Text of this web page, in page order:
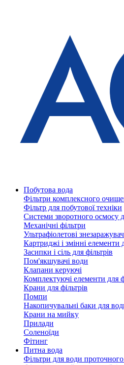
Побутова вода
Фільтри комплексного
Фільтр для побутової техніки
Системи зворотного осмосу
Механічні фільтри
Ультрафіолетові
Картриджі і змінні елементи
Засипки і сіль для фільтрів
Пом'якшувачі води
Клапани керуючі
Комплектуючі елементи для
Крани для фільтрів
Помпи
Накопичувальні баки для
Крани на мийку
Прилади
Соленоїди
Фітинг
Питна вода
Фільтри для води